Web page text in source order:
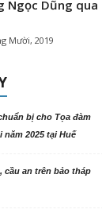
Ngọc Dũng qua
Mười, 2019
bị cho Tọa đàm
2025 tại Huế
cầu an trên bảo tháp